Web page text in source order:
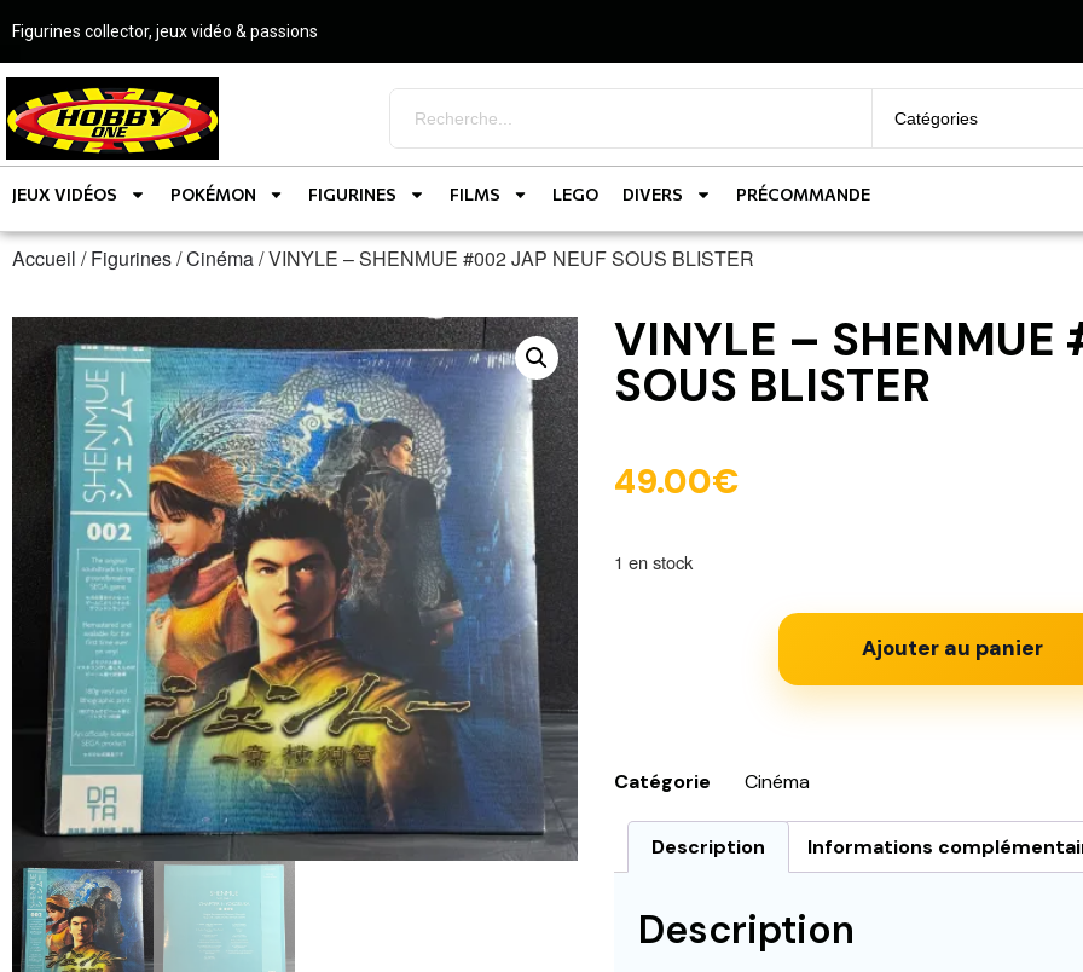
Figurines collector, jeux vidéo & passions
JEUX VIDÉOS POKÉMON FIGURINES FILMS LEGO DIVERS PRÉCOMMANDE
Accueil /Figurines/Cinéma/ VINYLE – SHENMUE #002 JAP NEUF SOUS BLISTER
VINYLE –
SOUS BLISTER
49.00€
1 en stock
Ajouter au panier
Catégorie Cinéma
Description Informations
Description